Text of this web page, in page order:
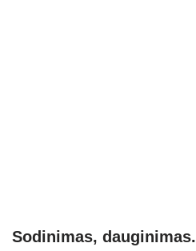
Sodinimas, dauginimas.